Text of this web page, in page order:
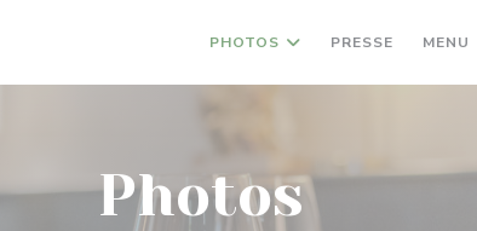
PHOTOS PRESSE MENU
Photos